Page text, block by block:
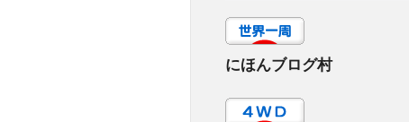
にほんブログ村